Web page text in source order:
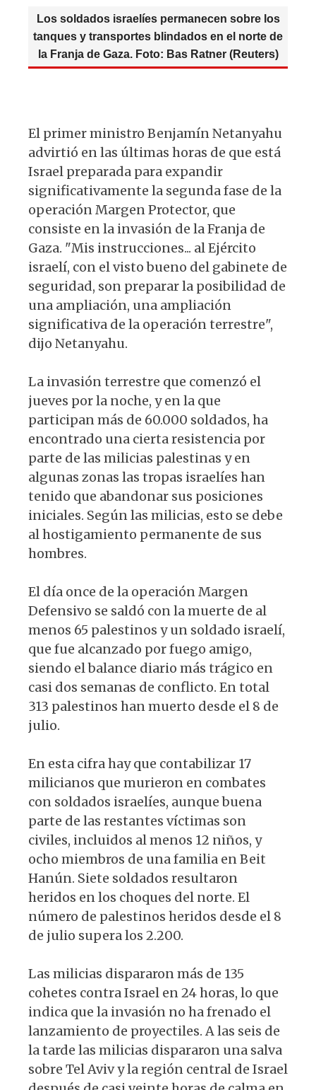
Los soldados israelíes permanecen sobre los
tanques y transportes blindados en el norte de
la Franja de Gaza. Foto: Bas Ratner (Reuters)
El primer ministro Benjamín Netanyahu
advirtió en las últimas horas de que está
Israel preparada para expandir
significativamente la segunda fase de la
operación Margen Protector, que
consiste en la invasión de la Franja de
Gaza. "Mis instrucciones... al Ejército
israelí, con el visto bueno del gabinete de
seguridad, son preparar la posibilidad de
una ampliación, una ampliación
significativa de la operación terrestre",
dijo Netanyahu.
La invasión terrestre que comenzó el
jueves por la noche, y en la que
participan más de 60.000 soldados, ha
encontrado una cierta resistencia por
parte de las milicias palestinas y en
algunas zonas las tropas israelíes han
tenido que abandonar sus posiciones
iniciales. Según las milicias, esto se debe
al hostigamiento permanente de sus
hombres.
El día once de la operación Margen
Defensivo se saldó con la muerte de al
menos 65 palestinos y un soldado israelí,
que fue alcanzado por fuego amigo,
siendo el balance diario más trágico en
casi dos semanas de conflicto. En total
313 palestinos han muerto desde el 8 de
julio.
En esta cifra hay que contabilizar 17
milicianos que murieron en combates
con soldados israelíes, aunque buena
parte de las restantes víctimas son
civiles, incluidos al menos 12 niños, y
ocho miembros de una familia en Beit
Hanún. Siete soldados resultaron
heridos en los choques del norte. El
número de palestinos heridos desde el 8
de julio supera los 2.200.
Las milicias dispararon más de 135
cohetes contra Israel en 24 horas, lo que
indica que la invasión no ha frenado el
lanzamiento de proyectiles. A las seis de
la tarde las milicias dispararon una salva
sobre Tel Aviv y la región central de Israel